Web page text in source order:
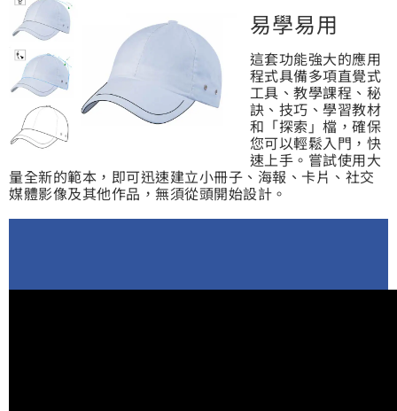
易學易用
這套功能強大的應用
程式具備多項直覺式
工具、教學課程、秘
訣、技巧、學習教材
和「探索」檔，確保
您可以輕鬆入門，快
速上手。嘗試使用大
量全新的範本，即可迅速建立小冊子、海報、卡片、社交
媒體影像及其他作品，無須從頭開始設計。